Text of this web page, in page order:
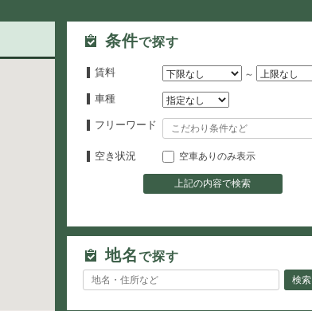
条件で探す
賃料 ～
車種
フリーワード
空き状況 空車ありのみ表示
上記の内容で検索
地名で探す
検索